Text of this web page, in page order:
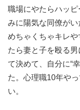
職場にやたらハッ
みに陽気な同僚が
めちゃくちゃキレ
たら妻と子を殴る
て決めて、自分に“
た。心理職10年や
い。